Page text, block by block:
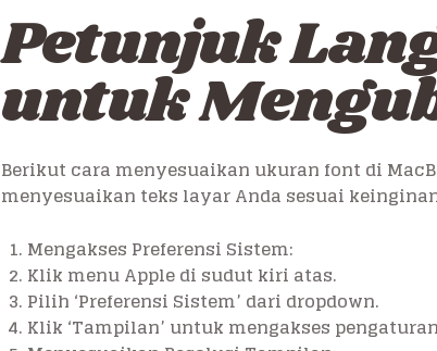
Petunjuk
untuk
Berikut cara menyesuaikan ukuran font di
menyesuaikan teks layar Anda sesuai
Mengakses Preferensi Sistem:
Klik menu Apple di sudut kiri atas.
Pilih ‘Preferensi Sistem’ dari dropdown.
Klik ‘Tampilan’ untuk mengakses